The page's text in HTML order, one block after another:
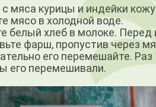
мяса курицы и индейки
мясо в холодной воде.
белый хлеб в молоке.
фарш, пропустив через
его перемешайте.
его перемешивали.